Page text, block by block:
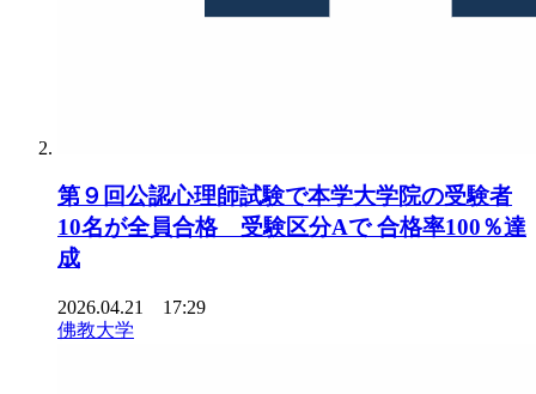
第９回公認心理師試験で本学大学院の受験者
10名が全員合格 受験区分Aで 合格率100％達
成
2026.04.21 17:29
佛教大学